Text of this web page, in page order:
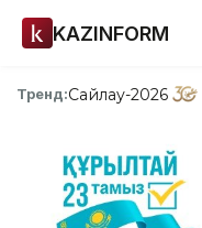
KAZINFORM
Тренд:Сайлау-2026